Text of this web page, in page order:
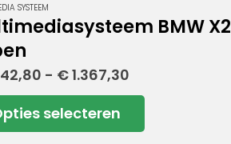
SYSTEEM
BMW X2
- €1.367,30
tot
selecteren